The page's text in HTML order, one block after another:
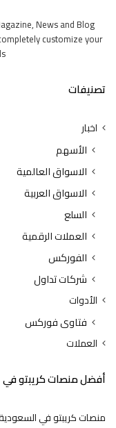
News and Blog
customize your
تصنيفات
اخبار
الأسهم
الاسواق العالمية
الاسواق العربية
السلع
العملات الرقمية
الفوركس
شركات تداول
الأدوات
فتاوى فوركس
العملات
أفضل منصات كريبتو في
منصات كريبتو في